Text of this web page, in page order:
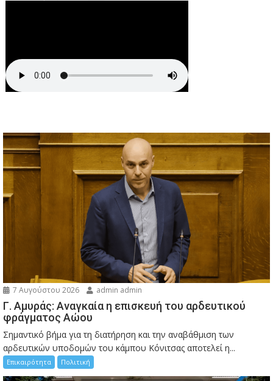
7 Αυγούστου 2026 admin admin
Γ. Αμυράς: Αναγκαία η επισκευή του αρδευτικού
φράγματος Αώου
Σημαντικό βήμα για τη διατήρηση και την αναβάθμιση των
αρδευτικών υποδομών του κάμπου Κόνιτσας αποτελεί η...
Επικαιρότητα Πολιτική